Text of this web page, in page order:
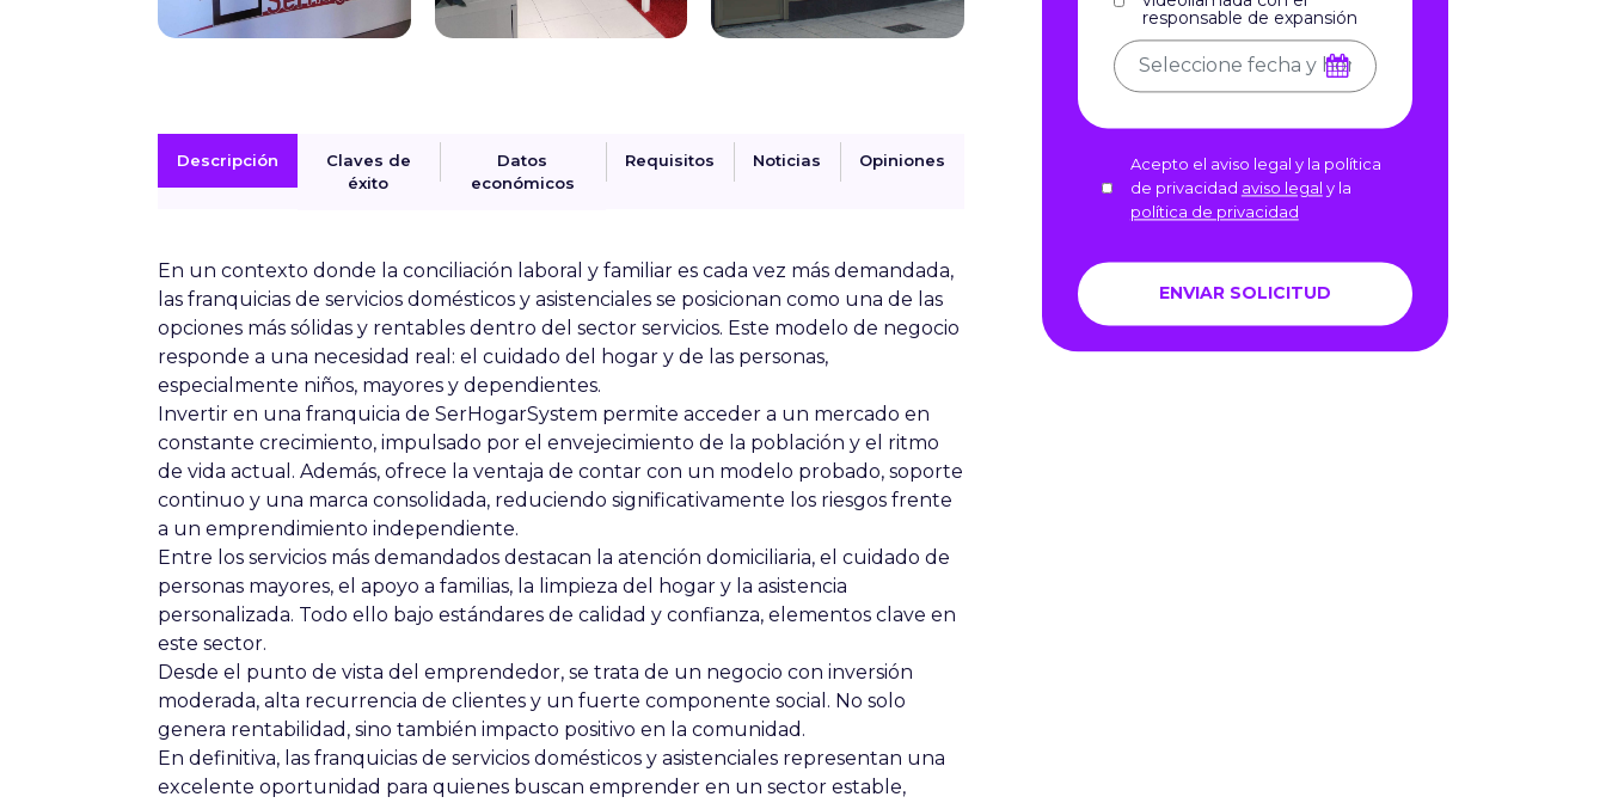
Descripción
Claves de
éxito
Datos
económicos
Requisitos Noticias Opiniones
En un contexto donde la conciliación laboral y familiar es cada vez más demandada,
las franquicias de servicios domésticos y asistenciales se posicionan como una de las
opciones más sólidas y rentables dentro del sector servicios. Este modelo de negocio
responde a una necesidad real: el cuidado del hogar y de las personas,
especialmente niños, mayores y dependientes.
Invertir en una franquicia de SerHogarSystem permite acceder a un mercado en
constante crecimiento, impulsado por el envejecimiento de la población y el ritmo
de vida actual. Además, ofrece la ventaja de contar con un modelo probado, soporte
continuo y una marca consolidada, reduciendo significativamente los riesgos frente
a un emprendimiento independiente.
Entre los servicios más demandados destacan la atención domiciliaria, el cuidado de
personas mayores, el apoyo a familias, la limpieza del hogar y la asistencia
personalizada. Todo ello bajo estándares de calidad y confianza, elementos clave en
este sector.
Desde el punto de vista del emprendedor, se trata de un negocio con inversión
moderada, alta recurrencia de clientes y un fuerte componente social. No solo
genera rentabilidad, sino también impacto positivo en la comunidad.
En definitiva, las franquicias de servicios domésticos y asistenciales representan una
excelente oportunidad para quienes buscan emprender en un sector estable,